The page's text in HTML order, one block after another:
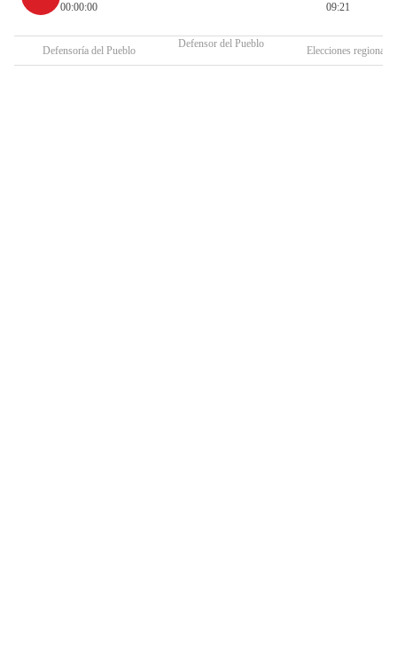
00:00:00 09:21
Defensoría del Pueblo
Defensor del Pueblo
Elecciones regionales